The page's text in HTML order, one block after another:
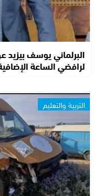
البرلماني يوسف بيزيد
لرافضي الساعة
التربية والتعليم